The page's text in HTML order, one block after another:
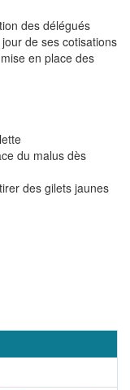
des délégués
de ses cotisations
en place des
du malus dès
des gilets jaunes